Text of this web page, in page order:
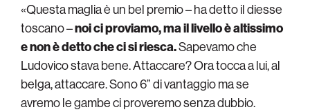
«Questa maglia è un bel premio – ha detto il diesse
toscano –noi ci proviamo, ma il livello è altissimo
e non è detto che ci si riesca.Sapevamo che
Ludovico stava bene. Attaccare? Ora tocca a lui, al
belga, attaccare. Sono 6” di vantaggio ma se
avremo le gambe ci proveremo senza dubbio.